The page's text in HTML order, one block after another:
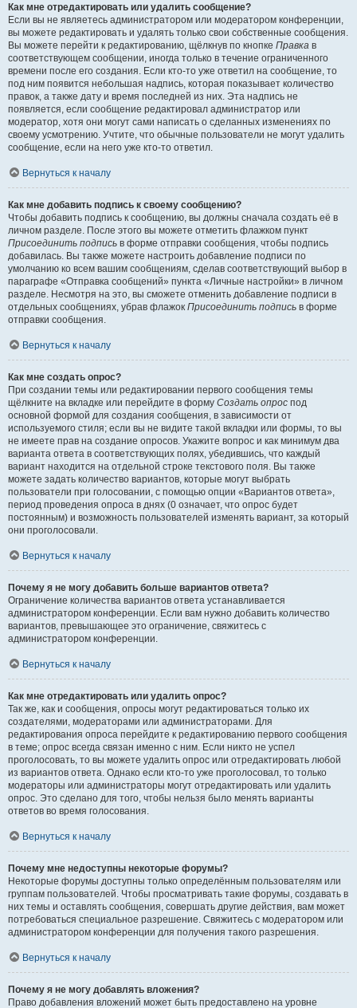
Как мне отредактировать или удалить сообщение?
Если вы не являетесь администратором или модератором конференции,
вы можете редактировать и удалять только свои собственные сообщения.
Вы можете перейти к редактированию, щёлкнув по кнопке Правка в
соответствующем сообщении, иногда только в течение ограниченного
времени после его создания. Если кто-то уже ответил на сообщение, то
под ним появится небольшая надпись, которая показывает количество
правок, а также дату и время последней из них. Эта надпись не
появляется, если сообщение редактировал администратор или
модератор, хотя они могут сами написать о сделанных изменениях по
своему усмотрению. Учтите, что обычные пользователи не могут удалить
сообщение, если на него уже кто-то ответил.
Вернуться к началу
Как мне добавить подпись к своему сообщению?
Чтобы добавить подпись к сообщению, вы должны сначала создать её в
личном разделе. После этого вы можете отметить флажком пункт
Присоединить подпись в форме отправки сообщения, чтобы подпись
добавилась. Вы также можете настроить добавление подписи по
умолчанию ко всем вашим сообщениям, сделав соответствующий выбор в
параграфе «Отправка сообщений» пункта «Личные настройки» в личном
разделе. Несмотря на это, вы сможете отменить добавление подписи в
отдельных сообщениях, убрав флажок Присоединить подпись в форме
отправки сообщения.
Вернуться к началу
Как мне создать опрос?
При создании темы или редактировании первого сообщения темы
щёлкните на вкладке или перейдите в форму Создать опрос под
основной формой для создания сообщения, в зависимости от
используемого стиля; если вы не видите такой вкладки или формы, то вы
не имеете прав на создание опросов. Укажите вопрос и как минимум два
варианта ответа в соответствующих полях, убедившись, что каждый
вариант находится на отдельной строке текстового поля. Вы также
можете задать количество вариантов, которые могут выбрать
пользователи при голосовании, с помощью опции «Вариантов ответа»,
период проведения опроса в днях (0 означает, что опрос будет
постоянным) и возможность пользователей изменять вариант, за который
они проголосовали.
Вернуться к началу
Почему я не могу добавить больше вариантов ответа?
Ограничение количества вариантов ответа устанавливается
администратором конференции. Если вам нужно добавить количество
вариантов, превышающее это ограничение, свяжитесь с
администратором конференции.
Вернуться к началу
Как мне отредактировать или удалить опрос?
Так же, как и сообщения, опросы могут редактироваться только их
создателями, модераторами или администраторами. Для
редактирования опроса перейдите к редактированию первого сообщения
в теме; опрос всегда связан именно с ним. Если никто не успел
проголосовать, то вы можете удалить опрос или отредактировать любой
из вариантов ответа. Однако если кто-то уже проголосовал, то только
модераторы или администраторы могут отредактировать или удалить
опрос. Это сделано для того, чтобы нельзя было менять варианты
ответов во время голосования.
Вернуться к началу
Почему мне недоступны некоторые форумы?
Некоторые форумы доступны только определённым пользователям или
группам пользователей. Чтобы просматривать такие форумы, создавать в
них темы и оставлять сообщения, совершать другие действия, вам может
потребоваться специальное разрешение. Свяжитесь с модератором или
администратором конференции для получения такого разрешения.
Вернуться к началу
Почему я не могу добавлять вложения?
Право добавления вложений может быть предоставлено на уровне